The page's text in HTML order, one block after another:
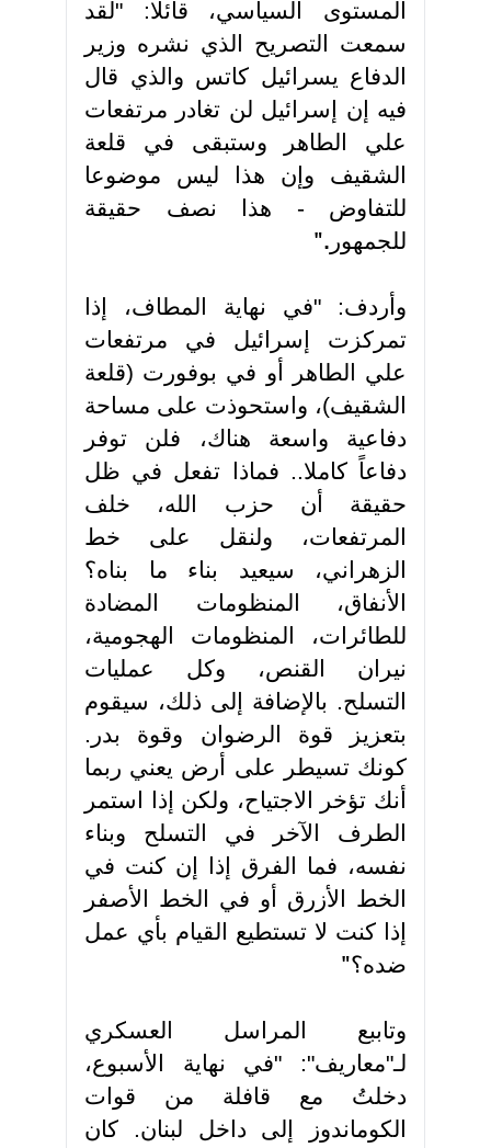
المستوى السياسي، قائلا: "لقد
سمعت التصريح الذي نشره وزير
الدفاع يسرائيل كاتس والذي قال
فيه إن إسرائيل لن تغادر مرتفعات
علي الطاهر وستبقى في قلعة
الشقيف وإن هذا ليس موضوعا
للتفاوض - هذا نصف حقيقة
للجمهور ".
وأردف: "في نهاية المطاف، إذا
تمركزت إسرائيل في مرتفعات
علي الطاهر أو في بوفورت (قلعة
الشقيف)، واستحوذت على مساحة
دفاعية واسعة هناك، فلن توفر
دفاعاً كاملا.. فماذا تفعل في ظل
حقيقة أن حزب الله، خلف
المرتفعات، ولنقل على خط
الزهراني، سيعيد بناء ما بناه؟
الأنفاق، المنظومات المضادة
للطائرات، المنظومات الهجومية،
نيران القنص، وكل عمليات
التسلح. بالإضافة إلى ذلك، سيقوم
بتعزيز قوة الرضوان وقوة بدر.
كونك تسيطر على أرض يعني ربما
أنك تؤخر الاجتياح، ولكن إذا استمر
الطرف الآخر في التسلح وبناء
نفسه، فما الفرق إذا إن كنت في
الخط الأزرق أو في الخط الأصفر
إذا كنت لا تستطيع القيام بأي عمل
ضده؟"
وتاببع المراسل العسكري
لـ"معاريف": "في نهاية الأسبوع،
دخلتُ مع قافلة من قوات
الكوماندوز إلى داخل لبنان. كان